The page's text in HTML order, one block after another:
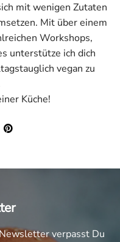
mit wenigen Zutaten
Mit über einem
Workshops,
unterstütze ich dich
vegan zu
Küche!
verpasst Du